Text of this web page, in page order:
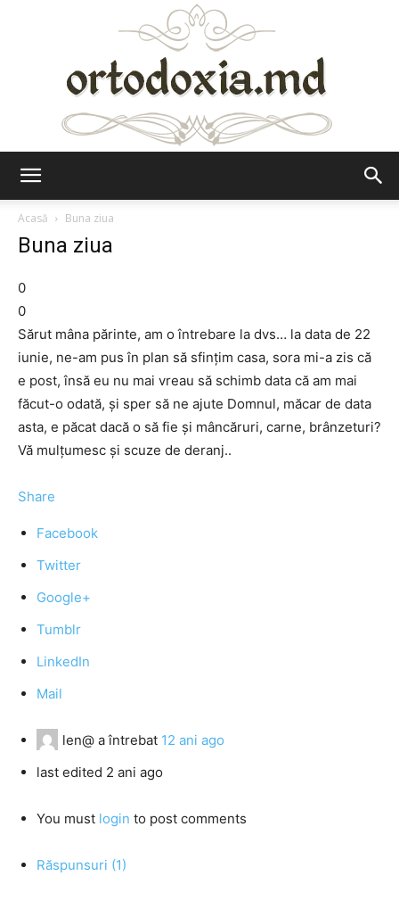
Acasă
Buna ziua
Buna ziua
0
0
Sărut mâna părinte, am o întrebare la dvs… la data de 22
iunie, ne-am pus în plan să sfințim casa, sora mi-a zis că
e post, însă eu nu mai vreau să schimb data că am mai
făcut-o odată, și sper să ne ajute Domnul, măcar de data
asta, e păcat dacă o să fie și mâncăruri, carne, brânzeturi?
Vă mulțumesc și scuze de deranj..
Share
Facebook
Twitter
Google+
Tumblr
LinkedIn
Mail
len@ a întrebat 12 ani ago
last edited 2 ani ago
You must login to post comments
Răspunsuri (1)